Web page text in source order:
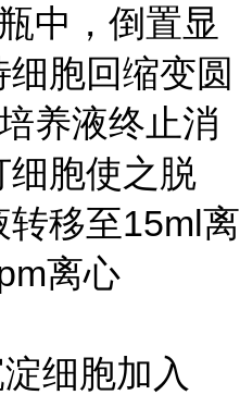
中，倒置显
胞回缩变圆
养液终止消
细胞使之脱
移至15ml离
离心
细胞加入